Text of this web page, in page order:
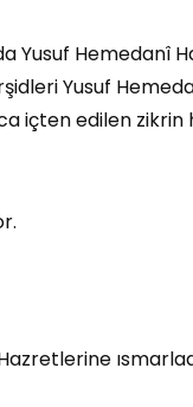
Yusuf Hemedanî
Yusuf
içten edilen